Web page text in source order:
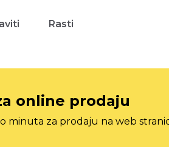
Rasti
online prodaju
za prodaju na web